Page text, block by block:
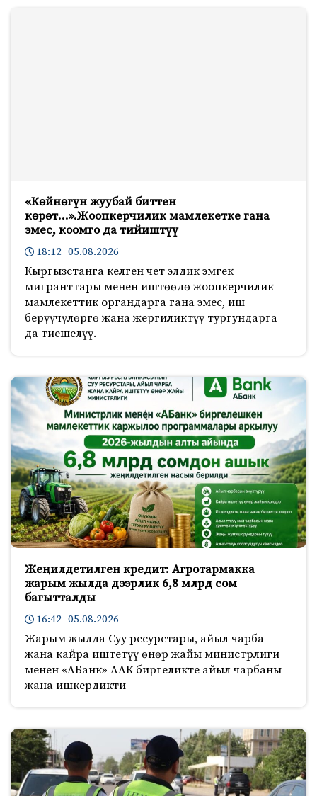
«Көйнөгүн жуубай биттен
көрөт…».Жоопкерчилик мамлекетке гана
эмес, коомго да тийиштүү
18:12 05.08.2026
Кыргызстанга келген чет элдик эмгек
мигранттары менен иштөөдө жоопкерчилик
мамлекеттик органдарга гана эмес, иш
берүүчүлөргө жана жергиликтүү тургундарга
да тиешелүү.
Жеңилдетилген кредит: Агротармакка
жарым жылда дээрлик 6,8 млрд сом
багытталды
16:42 05.08.2026
Жарым жылда Суу ресурстары, айыл чарба
жана кайра иштетүү өнөр жайы министрлиги
менен «АБанк» ААК биргеликте айыл чарбаны
жана ишкердикти